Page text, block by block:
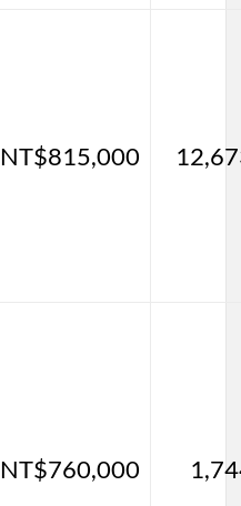
NT$815,000
NT$760,000